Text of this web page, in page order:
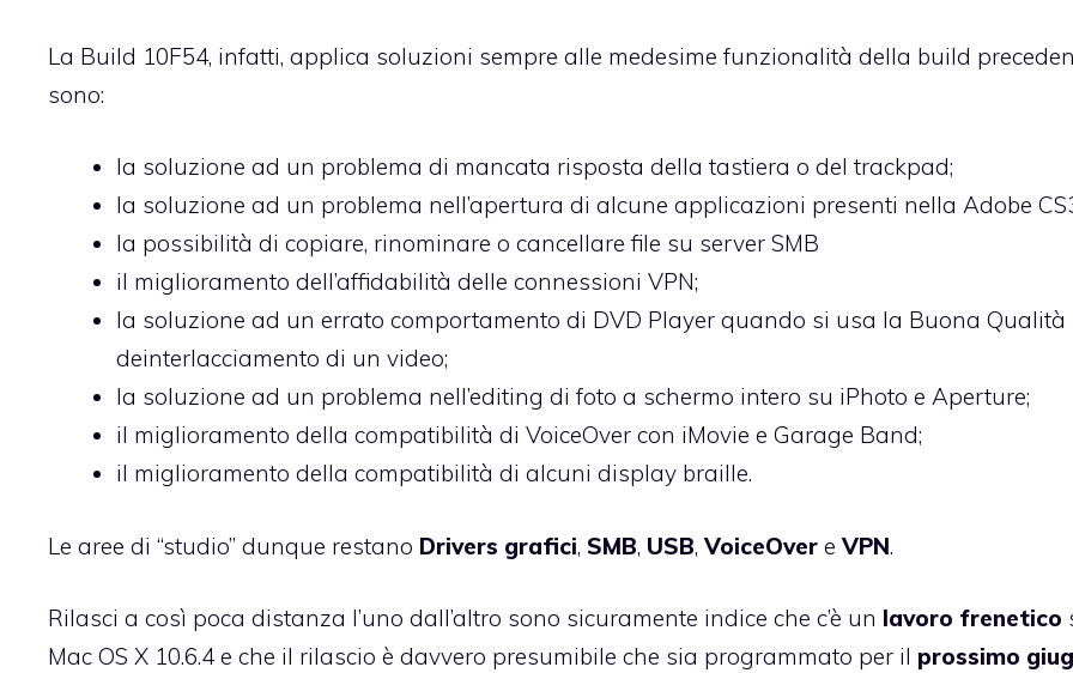
La Build 10F54, infatti, applica soluzioni sempre alle medesime funzionalità della build
sono:
la soluzione ad un problema di mancata risposta della tastiera o del trackpad;
la soluzione ad un problema nell’apertura di alcune applicazioni presenti nella Adobe
la possibilità di copiare, rinominare o cancellare file su server SMB
il miglioramento dell’affidabilità delle connessioni VPN;
la soluzione ad un errato comportamento di DVD Player quando si usa la Buona Qualità
deinterlacciamento di un video;
la soluzione ad un problema nell’editing di foto a schermo intero su iPhoto e Aperture;
il miglioramento della compatibilità di VoiceOver con iMovie e Garage Band;
il miglioramento della compatibilità di alcuni display braille.
Le aree di “studio” dunque restano Drivers grafici, SMB, USB,VoiceOver eVPN.
Rilasci a così poca distanza l’uno dall’altro sono sicuramente indice che c’è un lavoro frenetico
Mac OS X 10.6.4 e che il rilascio è davvero presumibile che sia programmato per il prossimo